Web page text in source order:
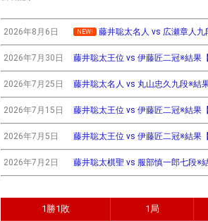
2026年8月6日 NEW! 藤井聡太名人 vs 広瀬章人
2026年7月30日 藤井聡太王位 vs 伊藤匠二冠※結果
2026年7月25日 藤井聡太名人 vs 丸山忠久九段※
2026年7月15日 藤井聡太王位 vs 伊藤匠二冠※結果
2026年7月5日 藤井聡太王位 vs 伊藤匠二冠※結果
2026年7月2日 藤井聡太棋聖 vs 服部慎一郎七段※
1勝1敗 1局